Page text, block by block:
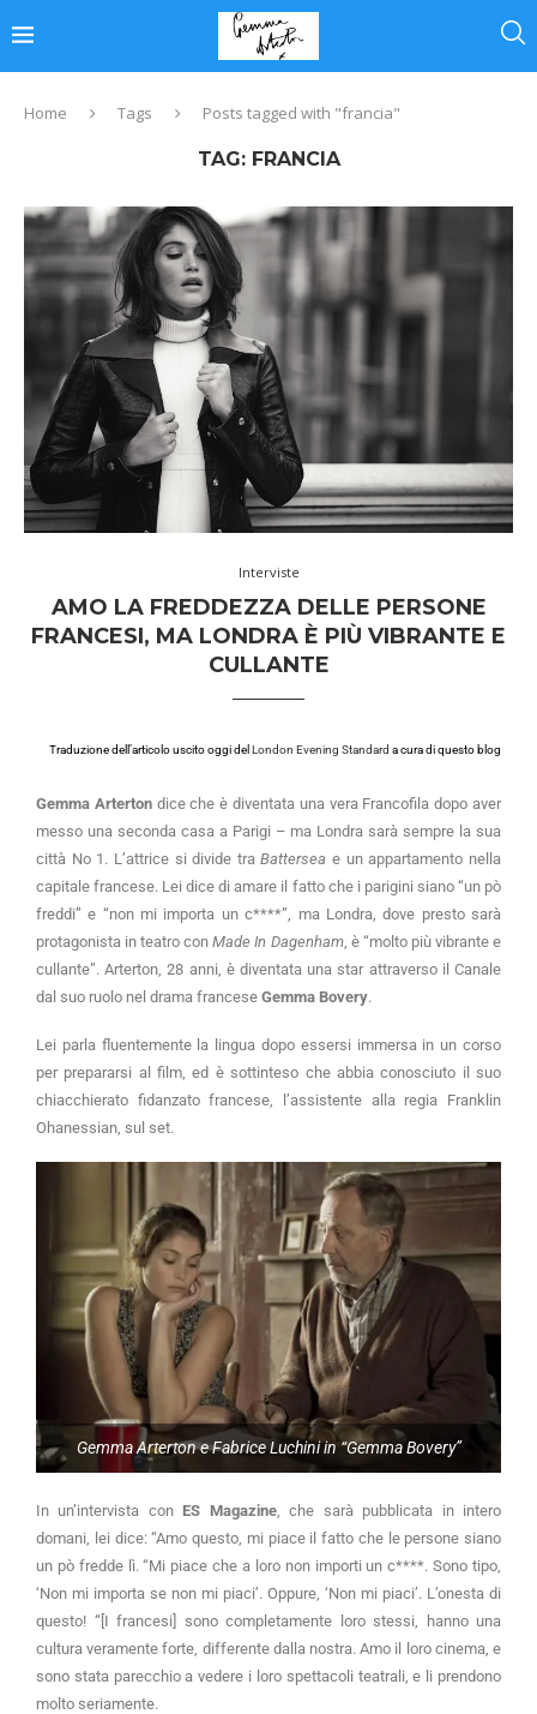
Home Tags Posts tagged with "francia"
TAG: FRANCIA
Interviste
AMO LA FREDDEZZA DELLE PERSONE
FRANCESI, MA LONDRA È PIÙ VIBRANTE E
CULLANTE
Traduzione dell’articolo uscito oggi del London Evening Standard a cura di questo blog
Gemma Artertondice che è diventata una vera Francofila dopo aver
messo una seconda casa a Parigi – ma Londra sarà sempre la sua
città No 1. L’attrice si divide traBattersea e un appartamento nella
capitale francese. Lei dice di amare il fatto che i parigini siano “un pò
freddi” e “non mi importa un c****”, ma Londra, dove presto sarà
protagonista in teatro conMade In Dagenham, è “molto più vibrante e
cullante”. Arterton, 28 anni, è diventata una star attraverso il Canale
dal suo ruolo nel drama francese Gemma Bovery.
Lei parla fluentemente la lingua dopo essersi immersa in un corso
per prepararsi al film, ed è sottinteso che abbia conosciuto il suo
chiacchierato fidanzato francese, l’assistente alla regia Franklin
Ohanessian, sul set.
Gemma Arterton e Fabrice Luchini in “Gemma Bovery”
In un’intervista con ES Magazine, che sarà pubblicata in intero
domani, lei dice: “Amo questo, mi piace il fatto che le persone siano
un pò fredde lì. “Mi piace che a loro non importi un c****. Sono tipo,
‘Non mi importa se non mi piaci’. Oppure, ‘Non mi piaci’. L’onesta di
questo! “[I francesi] sono completamente loro stessi, hanno una
cultura veramente forte, differente dalla nostra. Amo il loro cinema, e
sono stata parecchio a vedere i loro spettacoli teatrali, e li prendono
molto seriamente.